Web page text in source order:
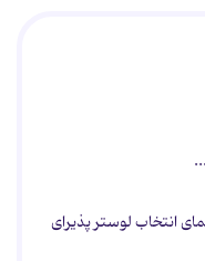
انتخاب لوستر پذیرای